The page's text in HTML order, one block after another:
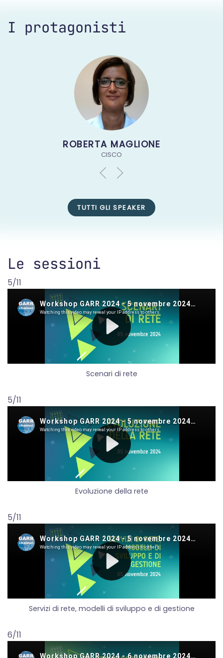
I protagonisti
ROBERTA MAGLIONE
CISCO
TUTTI GLI SPEAKER
Le sessioni
5/11
Scenari di rete
5/11
Evoluzione della rete
5/11
Servizi di rete, modelli di sviluppo e di gestione
6/11